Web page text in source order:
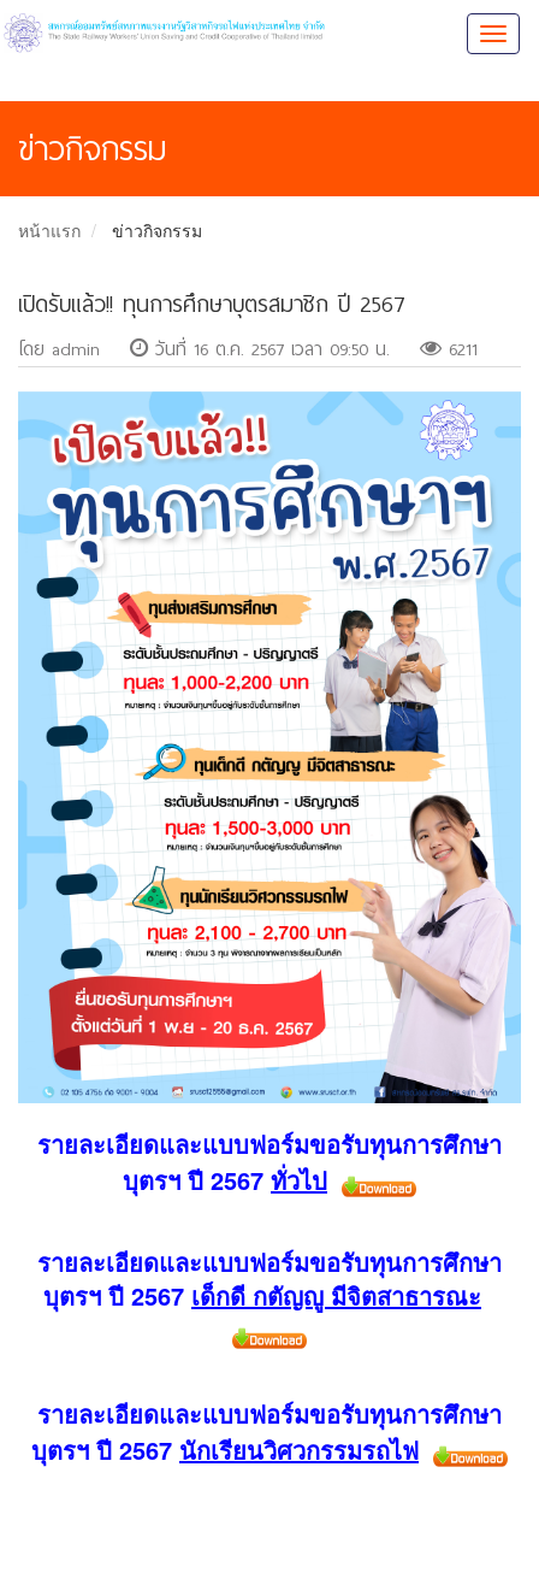
ข่าวกิจกรรม
หน้าแรก ข่าวกิจกรรม
เปิดรับแล้ว!! ทุนการศึกษาบุตรสมาชิก ปี 2567
โดย admin วันที่ 16 ต.ค. 2567 เวลา 09:50 น. 6211
รายละเอียดและแบบฟอร์มขอรับทุนการศึกษา
บุตรฯ ปี 2567 ทั่วไป
รายละเอียดและแบบฟอร์มขอรับทุนการศึกษา
บุตรฯ ปี 2567 เด็กดี กตัญญู มีจิตสาธารณะ
รายละเอียดและแบบฟอร์มขอรับทุนการศึกษา
บุตรฯ ปี 2567 นักเรียนวิศวกรรมรถไฟ